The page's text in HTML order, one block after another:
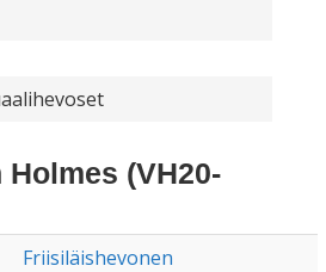
Holmes (VH20-
Friisiläishevonen